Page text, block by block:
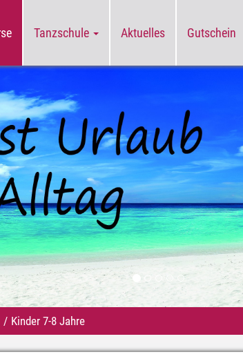
Tanzschule Aktuelles Gutschein
Kinder 7-8 Jahre